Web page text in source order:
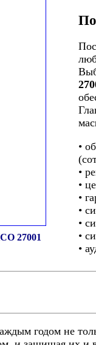
27001
•
•
•
•
•
•
•
•
годом не